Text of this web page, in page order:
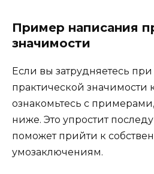
Пример написания
значимости
Если вы затрудняетесь
практической значимости
ознакомьтесь с
ниже. Это упростит
поможет прийти к
умозаключениям.